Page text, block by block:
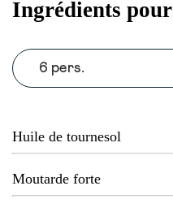
Ingrédients pour
6 pers.
Huile de tournesol
Moutarde forte